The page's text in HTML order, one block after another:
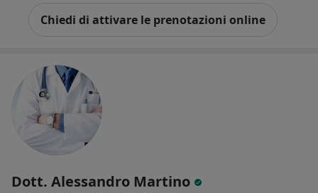
Chiedi di attivare le prenotazioni online
Dott. Alessandro Martino